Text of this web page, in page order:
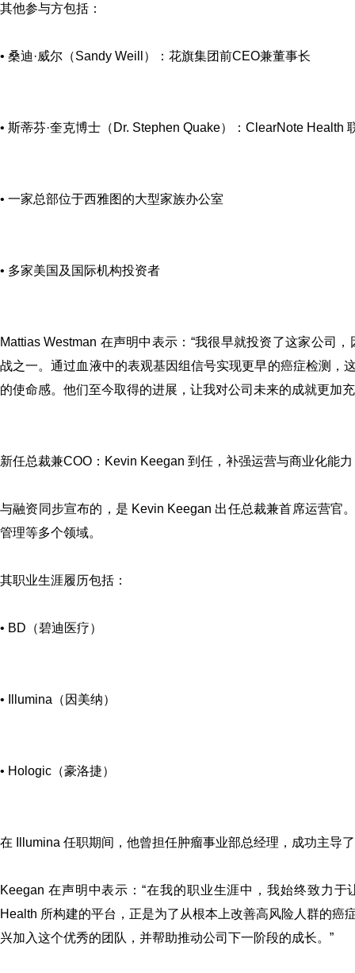
其他参与方包括：
• 桑迪·威尔（Sandy Weill）：花旗集团前CEO兼董事长
• 斯蒂芬·奎克博士（Dr. Stephen Quake）：ClearNote Health
• 一家总部位于西雅图的大型家族办公室
• 多家美国及国际机构投资者
Mattias Westman 在声明中表示： “我很早就投资了这家公司
战之一。通过血液中的表观基因组信号实现更早的癌症检测，
的使命感。他们至今取得的进展，让我对公司未来的成就更加
新任总裁兼COO：Kevin Keegan 到任，补强运营与商业化能力
与融资同步宣布的，是 Kevin Keegan 出任总裁兼首席运营官
管理等多个领域。
其职业生涯履历包括：
• BD（碧迪医疗）
• Illumina（因美纳）
• Hologic（豪洛捷）
在 Illumina 任职期间，他曾担任肿瘤事业部总经理，成功主导
Keegan 在声明中表示：“在我的职业生涯中，我始终致力
Health 所构建的平台，正是为了从根本上改善高风险人群的
兴加入这个优秀的团队，并帮助推动公司下一阶段的成长。”